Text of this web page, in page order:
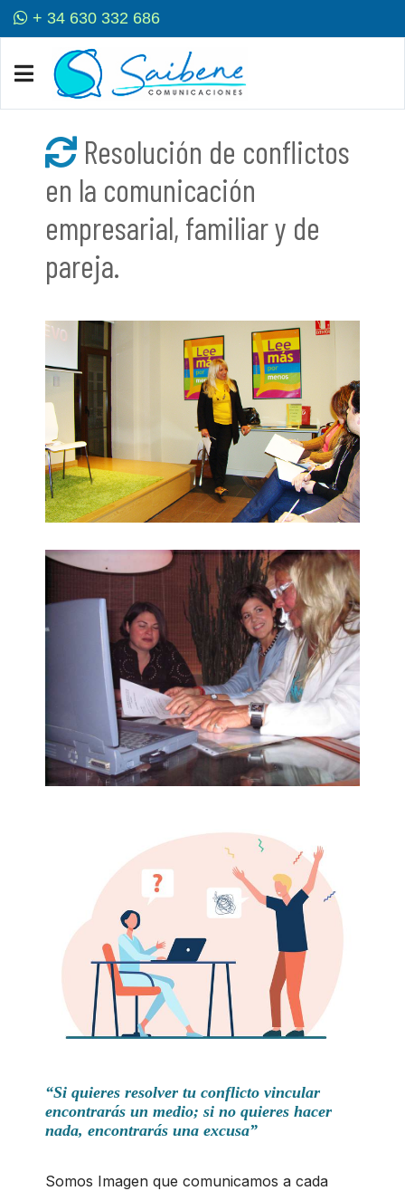
+ 34 630 332 686
Resolución de conflictos
en la comunicación
empresarial, familiar y de
pareja.
“Si quieres resolver tu conflicto vincular
encontrarás un medio; si no quieres hacer
nada, encontrarás una excusa”
Somos Imagen que comunicamos a cada